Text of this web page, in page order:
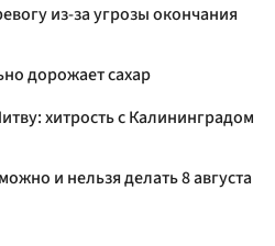
из-за угрозы окончания
дорожает сахар
хитрость с Калининградом
и нельзя делать 8 августа